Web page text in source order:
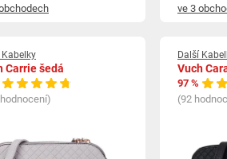
ve 3
Kabelky
Carrie šedá
Další
Vuch
97 %
(92